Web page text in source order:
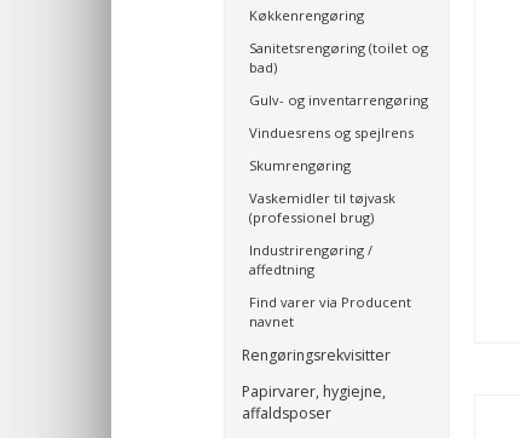
Køkkenrengøring
Sanitetsrengøring (toilet og
bad)
Gulv- og inventarrengøring
Vinduesrens og spejlrens
Skumrengøring
Vaskemidler til tøjvask
(professionel brug)
Industrirengøring /
affedtning
Find varer via Producent
navnet
Rengøringsrekvisitter
Papirvarer, hygiejne,
affaldsposer